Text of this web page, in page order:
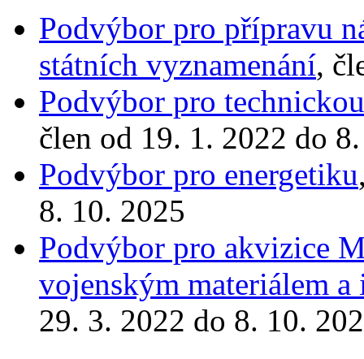
Podvýbor pro přípravu
státních vyznamenání,
Podvýbor pro
člen od 19. 1. 2022 do
Podvýbor pro energetiku
8. 10. 2025
Podvýbor pro akvizice
vojenským materiálem a
29. 3. 2022 do 8. 10.